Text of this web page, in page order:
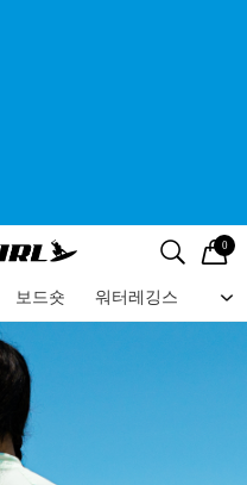
검색
0
보드숏 워터레깅스 비
메뉴